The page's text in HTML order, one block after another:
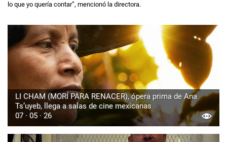
lo que yo quería contar”, mencionó la directora.
LI CHAM (MORÍ PARA RENACER), ópera prima de Ana
Ts’uyeb, llega a salas de cine mexicanas
07 · 05 · 26